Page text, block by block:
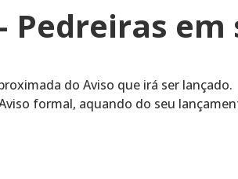
Pedreiras
do Aviso que irá ser lançado.
formal, aquando do seu